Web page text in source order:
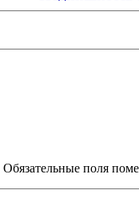
Обязательные поля